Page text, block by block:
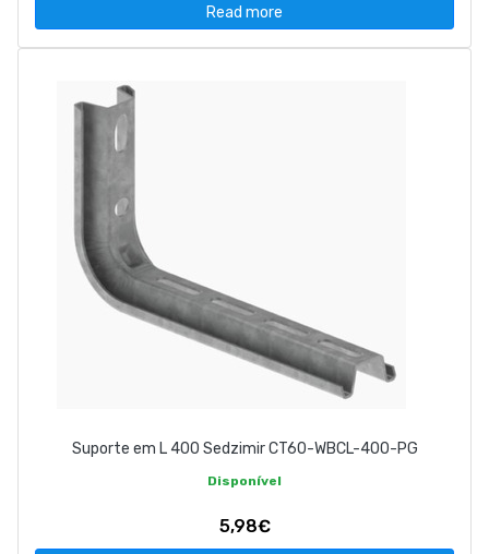
Read more
Suporte em L 400 Sedzimir CT60-WBCL-400-PG
Disponível
5,98€